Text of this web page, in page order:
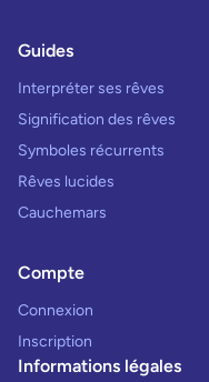
Guides
Interpréter ses rêves
Signification des rêves
Symboles récurrents
Rêves lucides
Cauchemars
Compte
Connexion
Inscription
Informations légales